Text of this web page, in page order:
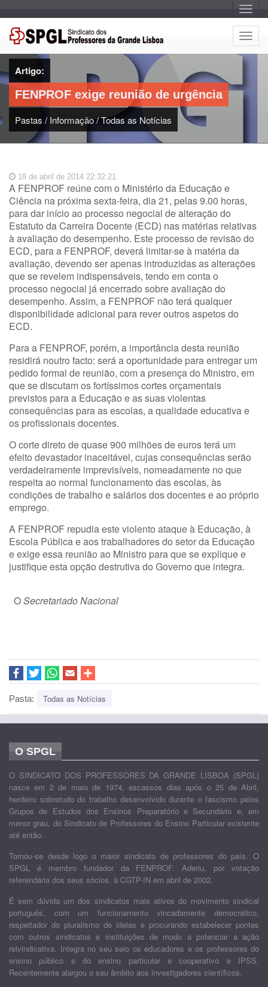
A
l
t
e
r
a
o
A
l
t
n
a
ç
o
Artigo:
FENPROF exige reunião de urgência
Pastas / Informação/Todas as Notícias
18 de abril de 2014 22:32:21
A FENPROF reúne com o Ministério da Educação e
Ciência na próxima sexta-feira, dia 21, pelas 9.00 horas,
para dar início ao processo negocial de alteração do
Estatuto da Carreira Docente (ECD) nas matérias relativas
à avaliação do desempenho. Este processo de revisão do
ECD, para a FENPROF, deverá limitar-se à matéria da
avaliação, devendo ser apenas introduzidas as alterações
que se revelem indispensáveis, tendo em conta o
processo negocial já encerrado sobre avaliação do
desempenho. Assim, a FENPROF não terá qualquer
disponibilidade adicional para rever outros aspetos do
ECD.
Para a FENPROF, porém, a importância desta reunião
residirá noutro facto: será a oportunidade para entregar um
pedido formal de reunião, com a presença do Ministro, em
que se discutam os fortíssimos cortes orçamentais
previstos para a Educação e as suas violentas
consequências para as escolas, a qualidade educativa e
os profissionais docentes.
O corte direto de quase 900 milhões de euros terá um
efeito devastador inaceitável, cujas consequências serão
verdadeiramente imprevisíveis, nomeadamente no que
respeita ao normal funcionamento das escolas, às
condições de trabalho e salários dos docentes e ao próprio
emprego.
A FENPROF repudia este violento ataque à Educação, à
Escola Pública e aos trabalhadores do setor da Educação
e exige essa reunião ao Ministro para que se explique e
justifique esta opção destrutiva do Governo que integra.
OSecretariado Nacional
Pasta: Todas as Notícias
O SPGL
O SINDICATO DOS PROFESSORES DA GRANDE LISBOA (SPGL)
nasce em 2 de maio de 1974, escassos dias após o 25 de Abril,
herdeiro sobretudo do trabalho desenvolvido durante o fascismo pelos
Grupos de Estudos dos Ensinos Preparatório e Secundário e, em
menor grau, do Sindicato de Professores do Ensino Particular existente
até então.
Tornou-se desde logo o maior sindicato de professores do país. O
SPGL é membro fundador da FENPROF. Aderiu, por votação
referendária dos seus sócios, à CGTP-IN em abril de 2002.
É sem dúvida um dos sindicatos mais ativos do movimento sindical
português, com um funcionamento vincadamente democrático,
respeitador do pluralismo de ideias e procurando estabelecer pontes
com outros sindicatos e instituições de modo a potenciar a ação
reivindicativa. Integra no seu seio os educadores e os professores do
ensino público e do ensino particular e cooperativo e IPSS.
Recentemente alargou o seu âmbito aos investigadores científicos.